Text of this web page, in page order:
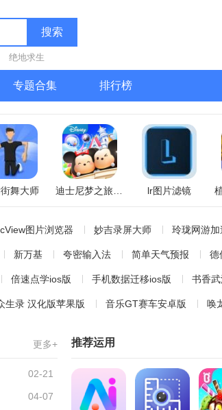
搜索
绝地求生
专题合集 排行榜
迪士尼梦之旅免登录版 lr图片滤镜
图片浏览器 妙吉录屏大师
玲珑网游加
新万基 夸密输入法 简单天气预报 德
倍速点学ios版 手机数据迁移ios版
书香
生录 汉化版苹果版 音乐GT赛车安卓版
唤
更多+
02-21
04-07
推荐运用